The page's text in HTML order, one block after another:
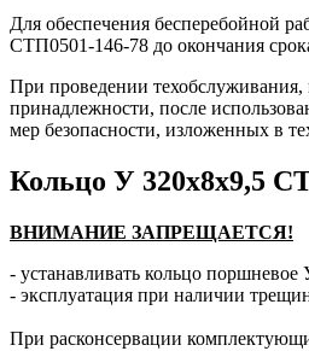
Для обеспечения бесперебойной
СТП0501-146-78 до окончания
При проведении
принадлежности, после
мер безопасности, изложенных в
Кольцо У 320х8х9,5
ВНИМАНИЕ ЗАПРЕЩАЕТСЯ!
- устанавливать кольцо
- эксплуатация при наличии
При расконсервации